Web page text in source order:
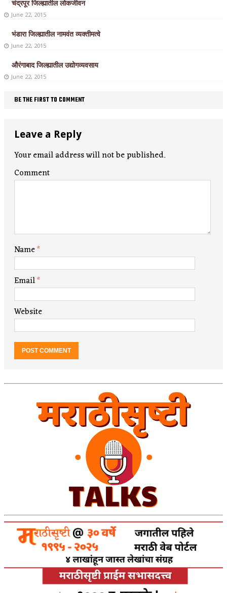
चंद्रपूर जिल्ह्यातील लोकजीवन
June 22, 2015
भंडारा जिल्ह्यातील नामवंत व्यक्तीमत्वे
June 22, 2015
औरंगाबाद जिल्ह्यातील उद्योगव्यवसाय
June 22, 2015
BE THE FIRST TO COMMENT
Leave a Reply
Your email address will not be published.
Comment
Name*
Email*
Website